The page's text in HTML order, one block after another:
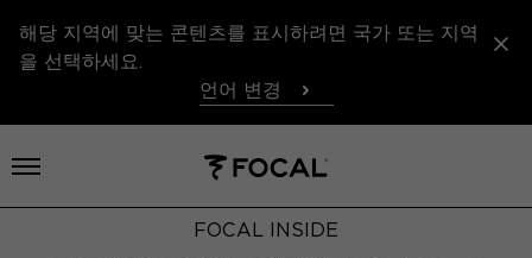
해당 지역에 맞는 콘텐츠를 표시하려면 국가 또는 지역
을 선택하세요.
언어 변경
메뉴 열기
FOCAL INSIDE